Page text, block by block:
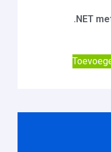
.NET